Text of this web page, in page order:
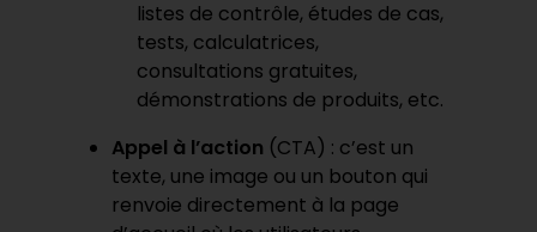
listes de contrôle, études de cas,
tests, calculatrices,
consultations gratuites,
démonstrations de produits, etc.
Appel à l’action (CTA) : c’est un
texte, une image ou un bouton qui
renvoie directement à la page